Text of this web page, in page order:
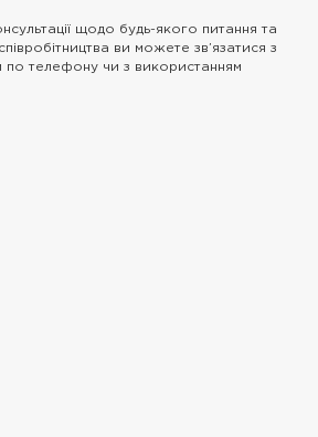
щодо будь-якого питання та
ви можете зв’язатися з
телефону чи з використанням